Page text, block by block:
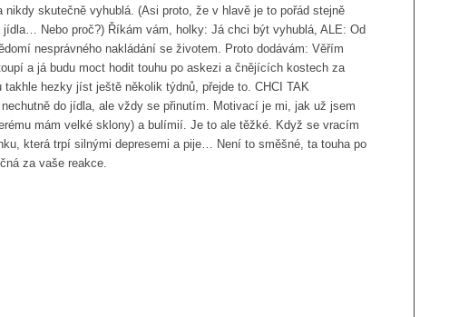
skutečně vyhublá. (Asi proto, že v hlavě je to pořád stejně
Nebo proč?) Říkám vám, holky: Já chci být vyhublá, ALE: Od
nesprávného nakládání se životem. Proto dodávám: Věřím
a já budu moct hodit touhu po askezi a čnějících kostech za
takhle hezky jíst ještě několik týdnů, přejde to. CHCI TAK
do jídla, ale vždy se přinutím. Motivací je mi, jak už jsem
mám velké sklony) a bulímií. Je to ale těžké. Když se vracím
která trpí silnými depresemi a pije… Není to směšné, ta touha po
za vaše reakce.